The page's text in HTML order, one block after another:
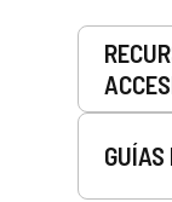
Servicios
GUÍAS